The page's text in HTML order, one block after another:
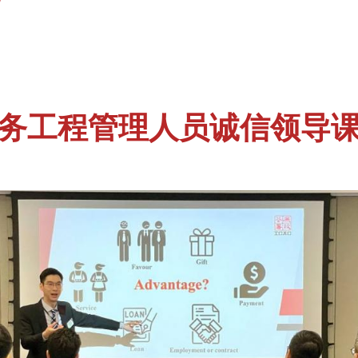
工程管理人员诚信领导